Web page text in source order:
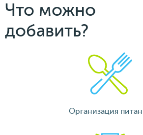
Что можно
добавить?
Организация